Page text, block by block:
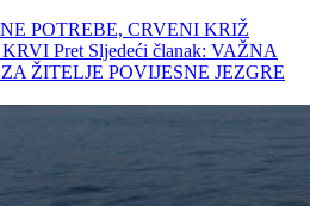
POTREBE, CRVENI KRIŽ
KRVI Pret Sljedeći članak: VAŽNA
ŽITELJE POVIJESNE JEZGRE